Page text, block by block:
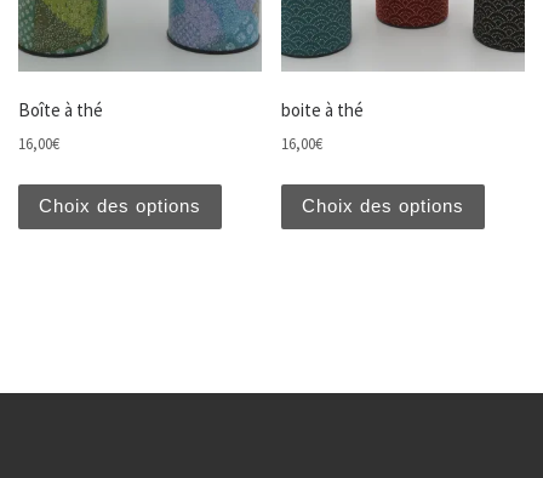
Boîte à thé
16,00€
Choix des options
boite à thé
16,00€
Choix des options